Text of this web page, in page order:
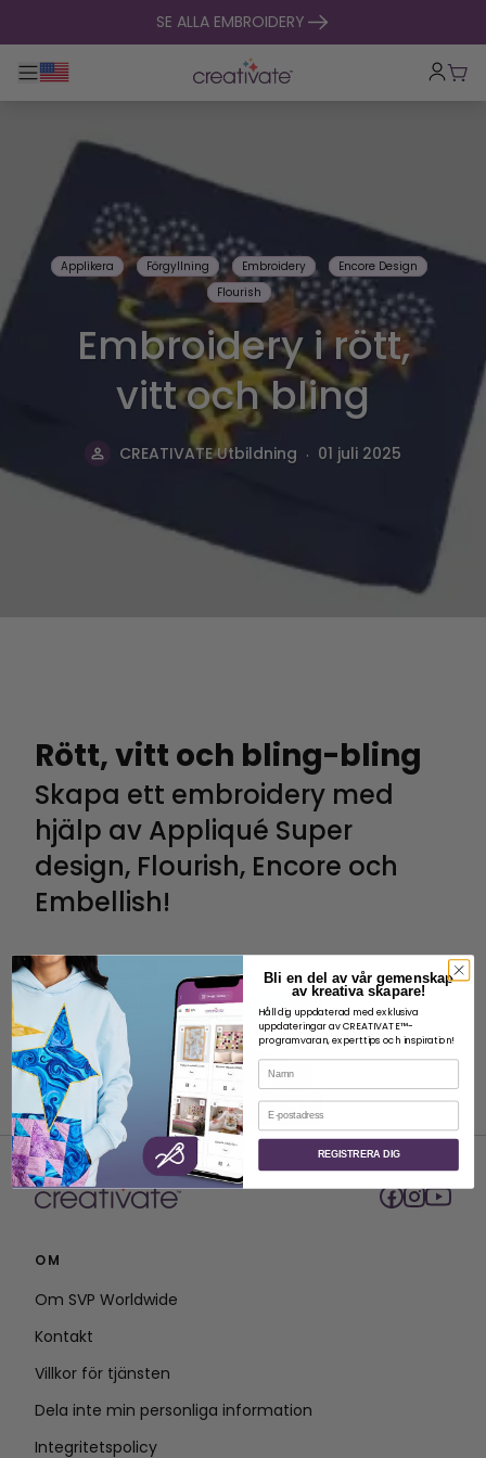
SE ALLA EMBROIDERY
Toggle huvudnavigering
Applikera Förgyllning Embroidery
Encore Design
Flourish
Embroidery i rött,
vitt och bling
CREATIVATE Utbildning . 01 juli 2025
Rött, vitt och bling-bling
Skapa ett embroidery med
hjälp av Appliqué Super
design, Flourish, Encore och
Embellish!
OM
Om SVP Worldwide
Kontakt
Villkor för tjänsten
Dela inte min personliga information
Integritetspolicy
Bli en del av vår gemenskap
av kreativa skapare!
Håll dig uppdaterad med exklusiva
uppdateringar av CREATIVATE™-
programvaran, experttips och inspiration!
Namn
E-post
REGISTRERA DIG